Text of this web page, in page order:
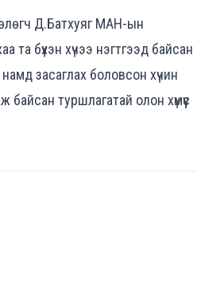
Д.Батхуяг МАН-ын
бүхэн хүчээ нэгтгээд байсан
засаглах боловсон хүчин
туршлагатай олон хүмүүс